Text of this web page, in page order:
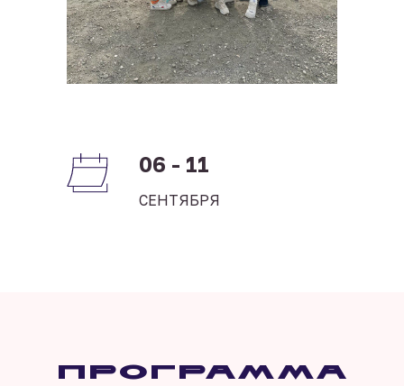
06 - 11
СЕНТЯБРЯ
Программа